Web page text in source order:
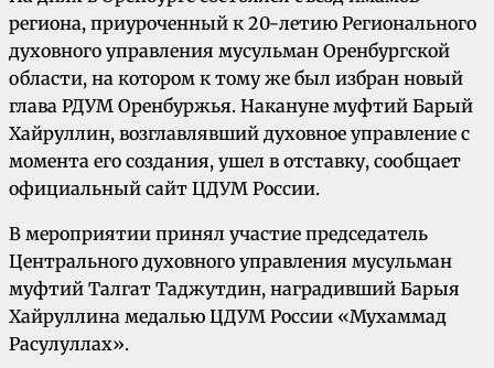
региона, приуроченный к 20-летию Регионального
духовного управления мусульман Оренбургской
области, на котором к тому же был избран новый
глава РДУМ Оренбуржья. Накануне муфтий Барый
Хайруллин, возглавлявший духовное управление с
момента его создания, ушел в отставку, сообщает
официальный сайт ЦДУМ России.
В мероприятии принял участие председатель
Центрального духовного управления мусульман
муфтий Талгат Таджутдин, наградивший Барыя
Хайруллина медалью ЦДУМ России «Мухаммад
Расулуллах».